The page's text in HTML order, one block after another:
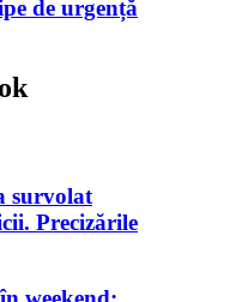
de urgență
survolat
Precizările